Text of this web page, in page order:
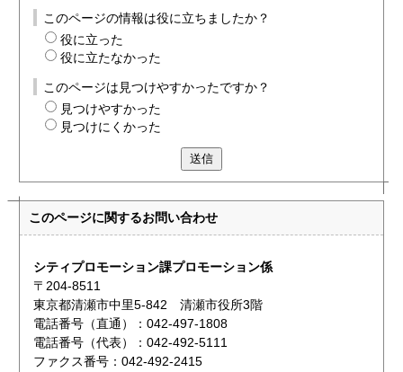
このページの情報は役に立ちましたか？
役に立った
役に立たなかった
このページは見つけやすかったですか？
見つけやすかった
見つけにくかった
送信
このページに関するお問い合わせ
シティプロモーション課プロモーション係
〒204-8511
東京都清瀬市中里5-842 清瀬市役所3階
電話番号（直通）：042-497-1808
電話番号（代表）：042-492-5111
ファクス番号：042-492-2415